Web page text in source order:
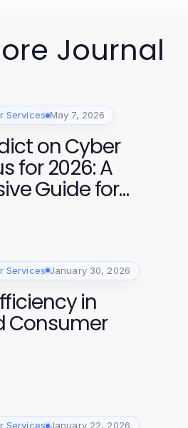
Journal
Services May 7, 2026
on Cyber
for 2026: A
Guide for
Services January 30, 2026
in
Consumer
Services January 22, 2026